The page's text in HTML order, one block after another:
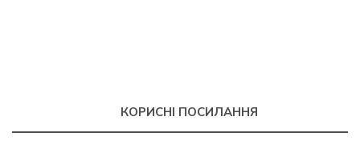
КОРИСНІ ПОСИЛАННЯ